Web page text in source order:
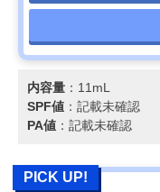
内容量 ：11mL
SPF値 ：記載未確認
PA値 ：記載未確認
PICK UP!